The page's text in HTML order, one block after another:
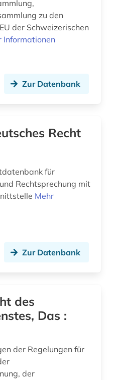
zu den
der Schweizerischen
Informationen
Zur Datenbank
Recht
für
Rechtsprechung mit
Mehr
Zur Datenbank
des
Das :
der Regelungen für
der